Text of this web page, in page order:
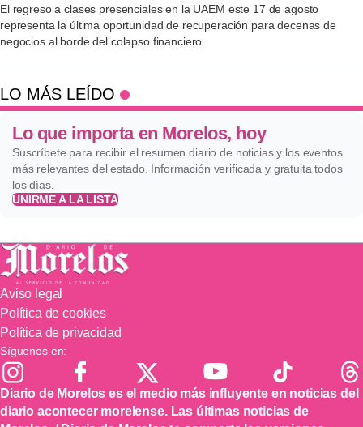
El regreso a clases presenciales en la UAEM este 17 de agosto
representa la última oportunidad de recuperación para decenas de
negocios al borde del colapso financiero.
LO MÁS LEÍDO
Lo que importa en Morelos, hoy
Suscríbete para recibir el resumen diario de noticias y los eventos
más relevantes del estado. Información verificada y gratuita todos
los días.
UNIRME A LA LISTA
Aviso legal
Política de cookies
Política de privacidad
Síguenos en:
Diario de Morelos es el medio más influyente en noticias del
diario acontecer morelense. Las últimas noticias de